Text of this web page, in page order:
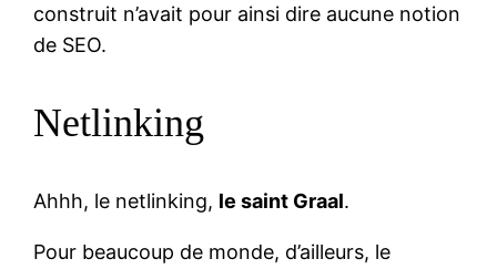
construit n’avait pour ainsi dire aucune notion
de SEO.
Netlinking
Ahhh, le netlinking, le saint Graal.
Pour beaucoup de monde, d’ailleurs, le